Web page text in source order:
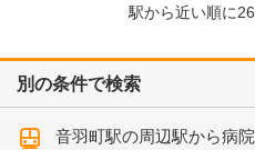
駅から近い順に26
別の条件で検索
音羽町駅の周辺駅から病